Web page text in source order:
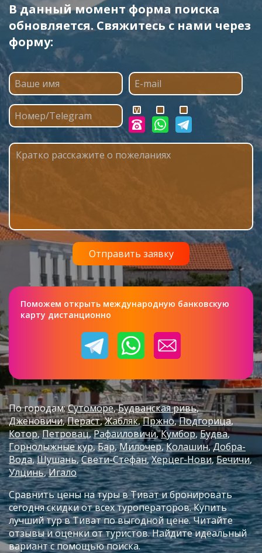
В данный момент форма поиска
обновляется. Свяжитесь с нами через
форму:
Поможем открыть международную банковскую
карту дистанционно
По городам:Сутоморе Будванская ривь
Дженовичи Пераст Жабляк Пржно Подгорица
Котор Петровац Рафаиловичи Кумбор Будва
Горнолыжные кур Бар Милочер Колашин Добра-
Вода Шушань Свети-Стефан Херцег-Нови Бечичи
Улцинь Игало
Сравнить цены на туры в Тиват и бронировать
сегодня скидки от всех туроператоров. Купить
лучший тур в Тиват по выгодной цене. Читайте
отзывы и оценки от туристов. Найдите идеальный
вариант с помощью поиска.